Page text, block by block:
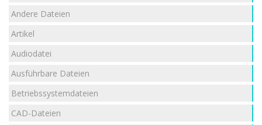
Andere Dateien
Artikel
Audiodatei
Ausführbare Dateien
Betriebssystemdateien
CAD-Dateien